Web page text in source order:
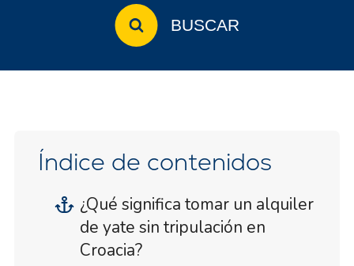
BUSCAR
Índice de contenidos
¿Qué significa tomar un alquiler
de yate sin tripulación en
Croacia?